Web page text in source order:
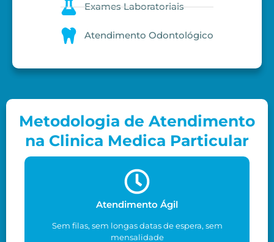
Exames Laboratoriais
Atendimento Odontológico
Metodologia de Atendimento
na Clinica Medica Particular
Atendimento Ágil
Sem filas, sem longas datas de espera, sem
mensalidade